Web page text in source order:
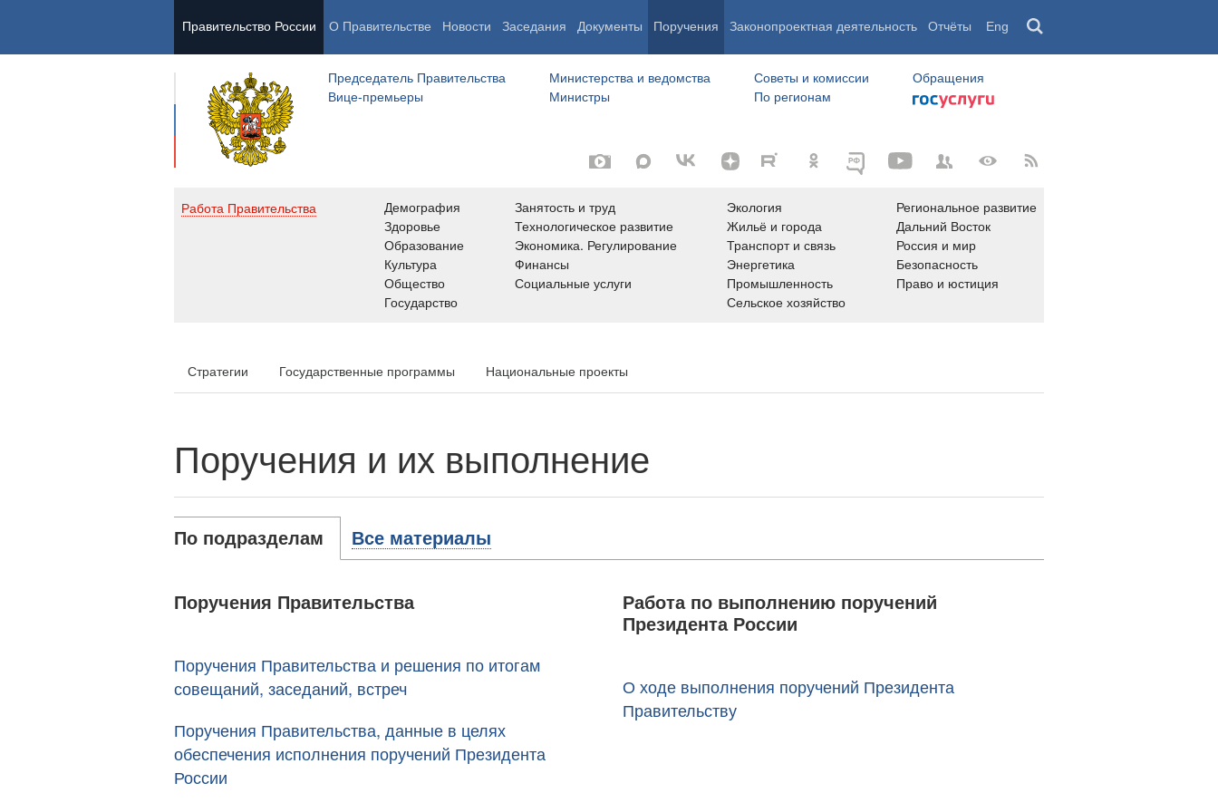
Правительство России О Правительстве Новости Заседания Документы Поручения Законопроектная деятельность Отчёты Eng
Председатель Правительства
Вице-премьеры
Министерства и ведомства
Министры
Советы и комиссии
По регионам
Обращения
Работа Правительства
Демография
Здоровье
Образование
Культура
Общество
Государство
Занятость и труд
Технологическое развитие
Экономика. Регулирование
Финансы
Социальные услуги
Экология
Жильё и города
Транспорт и связь
Энергетика
Промышленность
Сельское хозяйство
Региональное развитие
Дальний Восток
Россия и мир
Безопасность
Право и юстиция
Стратегии Государственные программы Национальные проекты
Поручения и их выполнение
По подразделам Все материалы
Поручения Правительства
Поручения Правительства и решения по итогам
совещаний, заседаний, встреч
Поручения Правительства, данные в целях
обеспечения исполнения поручений Президента
России
Работа по выполнению поручений
Президента России
О ходе выполнения поручений Президента
Правительству